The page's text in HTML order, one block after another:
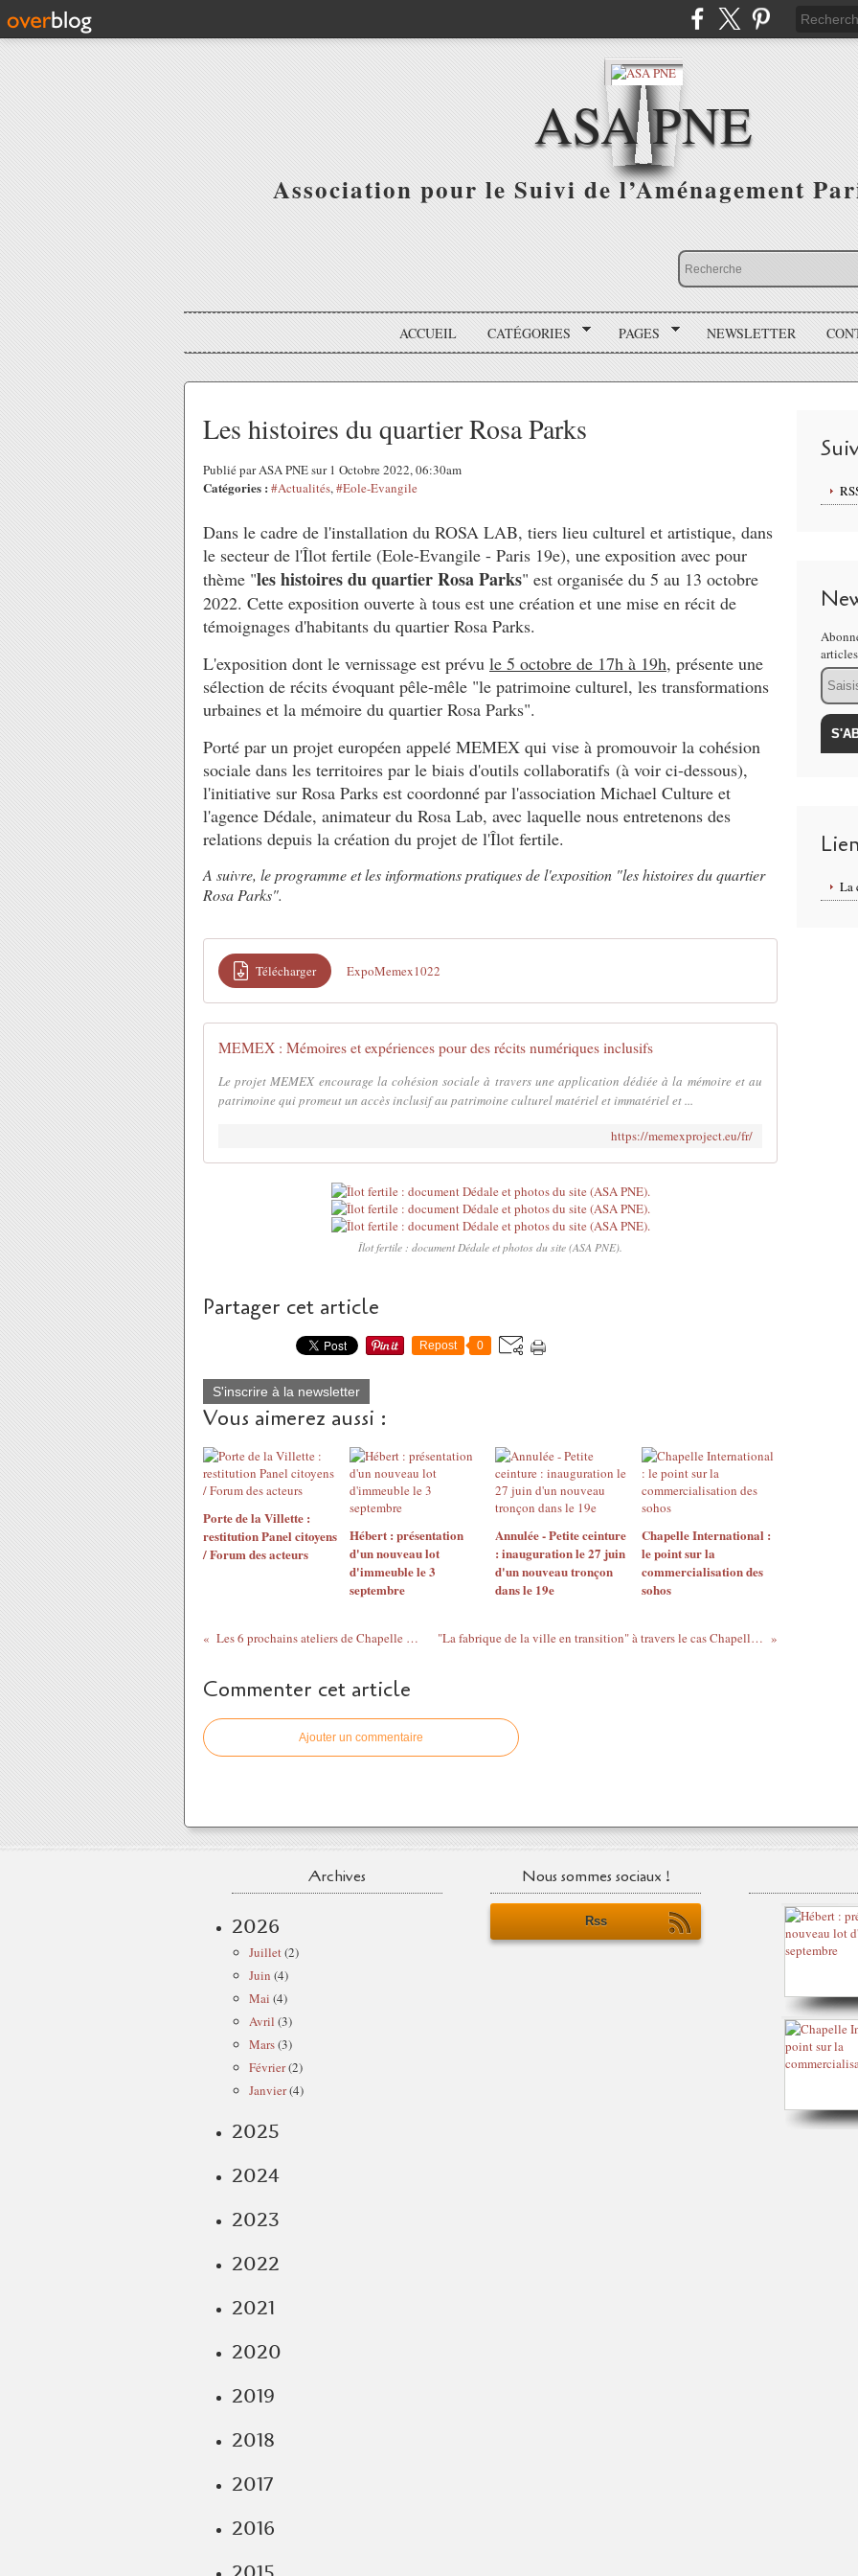
ASA PNE
Association pour le Suivi de l’Aménagement
ACCUEIL CATÉGORIES PAGES NEWSLETTER
Les histoires du quartier Rosa Parks
Publié par ASA PNE sur 1 Octobre 2022, 06:30am
Catégories : #Actualités,#Eole-Evangile
Dans le cadre de l'installation du ROSA LAB, tiers lieu culturel et artistique, dans
le secteur de l'Îlot fertile (Eole-Evangile - Paris 19e), une exposition avec pour
thème "les histoires du quartier Rosa Parks" est organisée du 5 au 13 octobre
2022. Cette exposition ouverte à tous est une création et une mise en récit de
témoignages d'habitants du quartier Rosa Parks.
L'exposition dont le vernissage est prévu le 5 octobre de 17h à 19h, présente une
sélection de récits évoquant pêle-mêle "le patrimoine culturel, les transformations
urbaines et la mémoire du quartier Rosa Parks".
Porté par un projet européen appelé MEMEX qui vise à promouvoir la cohésion
sociale dans les territoires par le biais d'outils collaboratifs (à voir ci-dessous),
l'initiative sur Rosa Parks est coordonné par l'association Michael Culture et
l'agence Dédale, animateur du Rosa Lab, avec laquelle nous entretenons des
relations depuis la création du projet de l'Îlot fertile.
A suivre, le programme et les informations pratiques de l'exposition "les histoires du quartier
Rosa Parks".
Télécharger ExpoMemex1022
MEMEX : Mémoires et expériences pour des récits numériques inclusifs
Le projet MEMEX encourage la cohésion sociale à travers une application dédiée à la mémoire et au
patrimoine qui promeut un accès inclusif au patrimoine culturel matériel et immatériel et ...
https://memexproject.eu/fr/
Îlot fertile : document Dédale et photos du site (ASA PNE).
Partager cet article
Repost 0
S'inscrire à la newsletter
Vous aimerez aussi :
Porte de la Villette :
restitution Panel citoyens
/ Forum des acteurs
Hébert : présentation
d'un nouveau lot
d'immeuble le 3
septembre
Annulée - Petite ceinture
: inauguration le 27 juin
d'un nouveau tronçon
dans le 19e
Chapelle International :
le point sur la
commercialisation des
sohos
Les 6 prochains ateliers de Chapelle Charbon "La fabrique de la ville en transition" à travers le cas Chapelle Charbon
Commenter cet article
Ajouter un commentaire
Email
La
Archives
2026
Juillet(2)
Juin (4)
Mai (4)
Avril (3)
Mars(3)
Février(2)
Janvier(4)
2025
2024
2023
2022
2021
2020
2019
2018
2017
2016
Nous sommes sociaux !
Rss